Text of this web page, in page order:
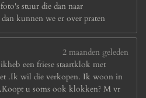
stuur die dan naar
kunnen we er over praten
2 maanden geleden
een friese staartklok met
.Ik wil die verkopen. Ik woon in
u soms ook klokken? M vr